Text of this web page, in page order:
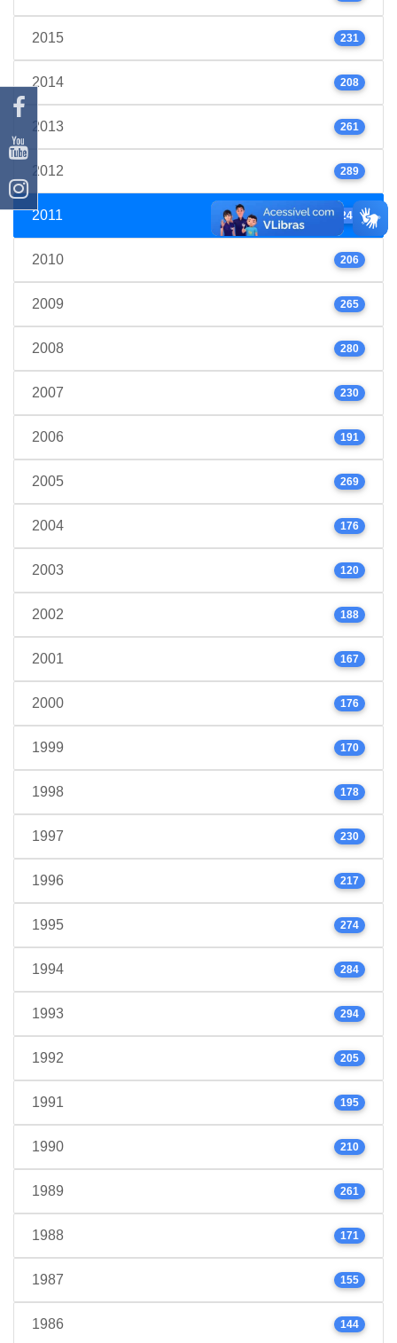
2015 231
2014 208
2013 261
2012 289
2011 245
2010 206
2009 265
2008 280
2007 230
2006 191
2005 269
2004 176
2003 120
2002 188
2001 167
2000 176
1999 170
1998 178
1997 230
1996 217
1995 274
1994 284
1993 294
1992 205
1991 195
1990 210
1989 261
1988 171
1987 155
1986 144